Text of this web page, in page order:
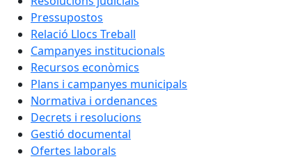
Pressupostos
Relació Llocs Treball
Campanyes institucionals
Recursos econòmics
Plans i campanyes municipals
Normativa i ordenances
Decrets i resolucions
Gestió documental
Ofertes laborals